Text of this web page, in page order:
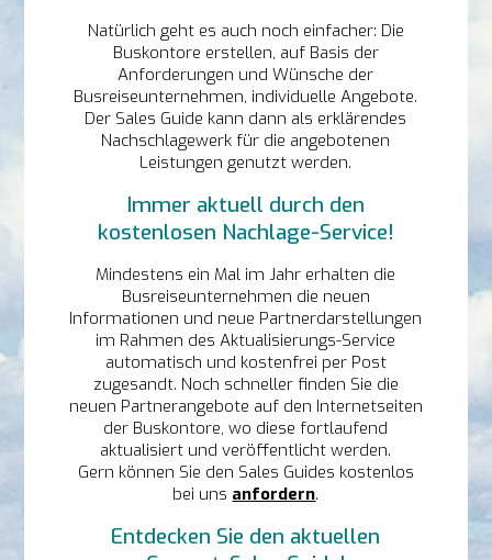
Natürlich geht es auch noch einfacher: Die
Buskontore erstellen, auf Basis der
Anforderungen und Wünsche der
Busreiseunternehmen, individuelle Angebote.
Der Sales Guide kann dann als erklärendes
Nachschlagewerk für die angebotenen
Leistungen genutzt werden.
Immer aktuell durch den
kostenlosen Nachlage-Service!
Mindestens ein Mal im Jahr erhalten die
Busreiseunternehmen die neuen
Informationen und neue Partnerdarstellungen
im Rahmen des Aktualisierungs-Service
automatisch und kostenfrei per Post
zugesandt. Noch schneller finden Sie die
neuen Partnerangebote auf den Internetseiten
der Buskontore, wo diese fortlaufend
aktualisiert und veröffentlicht werden.
Gern können Sie den Sales Guides kostenlos
bei uns anfordern.
Entdecken Sie den aktuellen